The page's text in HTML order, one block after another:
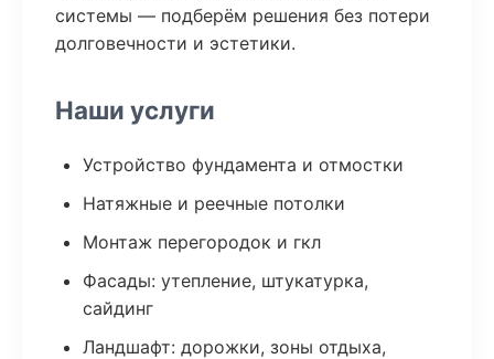
системы — подберём решения без потери
долговечности и эстетики.
Наши услуги
Устройство фундамента и отмостки
Натяжные и реечные потолки
Монтаж перегородок и гкл
Фасады: утепление, штукатурка,
сайдинг
Ландшафт: дорожки, зоны отдыха,